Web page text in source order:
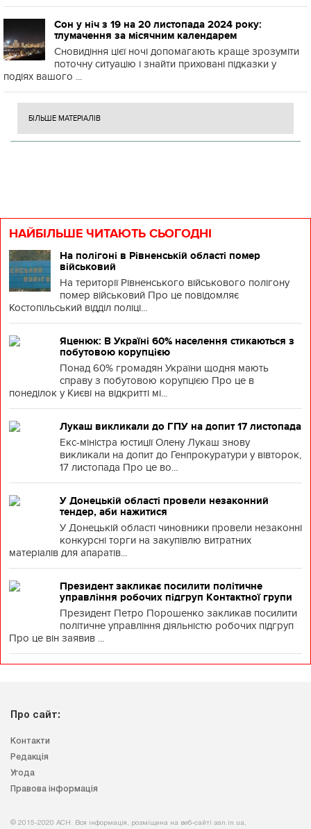
Сон у ніч з 19 на 20 листопада 2024 року:
тлумачення за місячним календарем
Сновидіння цієї ночі допомагають краще зрозуміти
поточну ситуацію і знайти приховані підказки у
подіях вашого ...
БІЛЬШЕ МАТЕРІАЛІВ
НАЙБІЛЬШЕ ЧИТАЮТЬ СЬОГОДНІ
На полігоні в Рівненській області помер
військовий
На території Рівненського військового полігону
помер військовий Про це повідомляє
Костопільський відділ поліці...
Яценюк: В Україні 60% населення стикаються з
побутовою корупцією
Понад 60% громадян України щодня мають
справу з побутовою корупцією Про це в
понеділок у Києві на відкритті мі...
Лукаш викликали до ГПУ на допит 17 листопада
Екс-міністра юстиції Олену Лукаш знову
викликали на допит до Генпрокуратури у вівторок,
17 листопада Про це во...
У Донецькій області провели незаконний
тендер, аби нажитися
У Донецькій області чиновники провели незаконні
конкурсні торги на закупівлю витратних
матеріалів для апаратів...
Президент закликає посилити політичне
управління робочих підгруп Контактної групи
Президент Петро Порошенко закликав посилити
політичне управління діяльністю робочих підгруп
Про це він заявив ...
Про сайт:
Контакти
Редакція
Угода
Правова інформація
© 2015-2020 АСН. Вся інформація, розміщена на веб-сайті asn.in.ua,